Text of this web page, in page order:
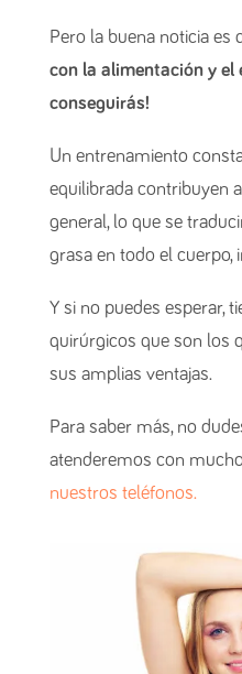
Pero la buena noticia es
con la alimentación y el
conseguirás!
Un entrenamiento
equilibrada contribuyen
general, lo que se
grasa en todo el cuerpo,
Y si no puedes esperar,
quirúrgicos que son los
sus amplias ventajas.
Para saber más, no
atenderemos con
nuestros teléfonos.